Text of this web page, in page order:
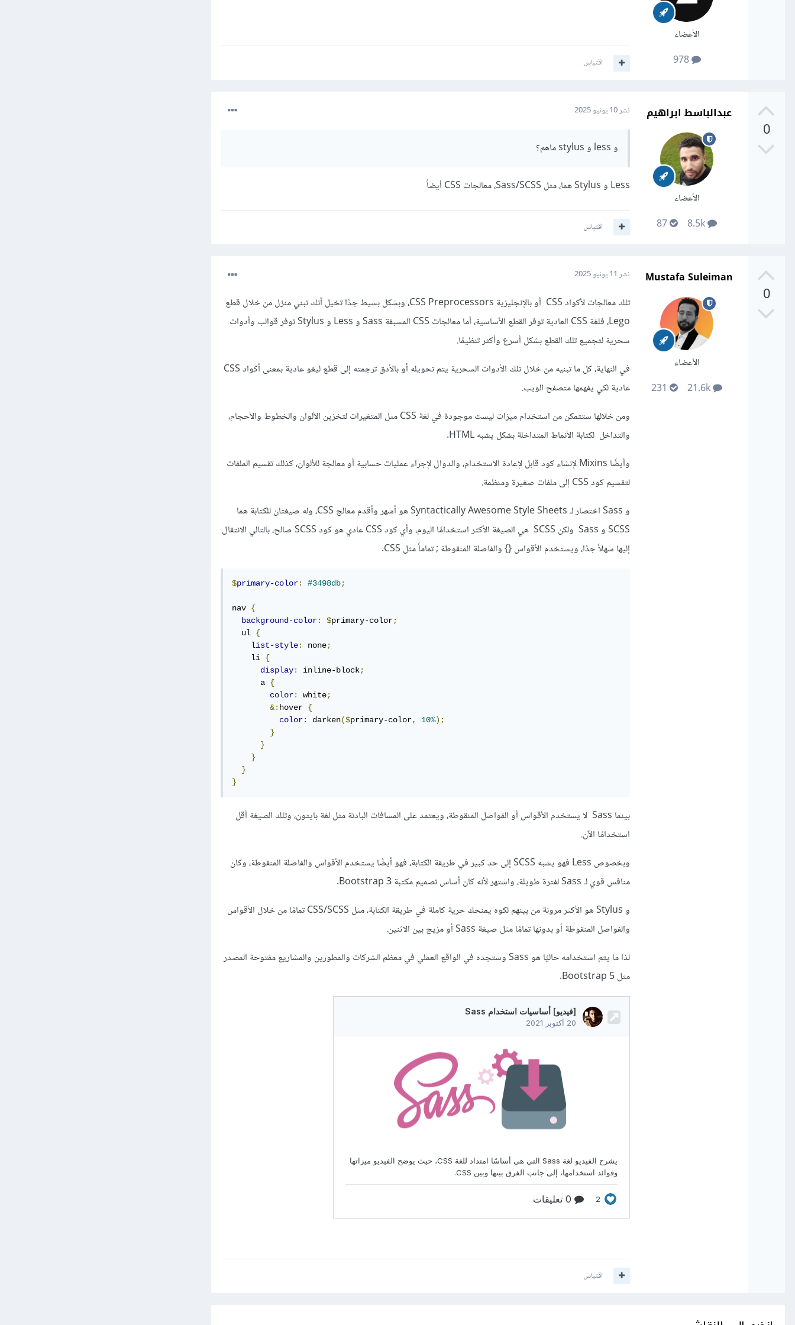
الأعضاء
978
اقتباس
0
عبدالباسط ابراهيم
الأعضاء
نشر10 يونيو 2025
و less و stylus ماهم؟
Less و Stylus هما، مثل Sass/SCSS، معالجات CSS أيضاً
اقتباس
0
Mustafa Suleiman
الأعضاء
نشر 11 يونيو 2025
تلك معالجات لأكواد CSS أو بالإنجليزية CSS Preprocessors، وبشكل بسيط جدًا تخيل أنك تبني منزل من خلال قطع
Lego، فلغة CSS العادية توفر القطع الأساسية، أما معالجات CSS المسبقة Sass و Less و Stylus توفر قوالب وأدوات
سحرية لتجميع تلك القطع بشكل أسرع وأكثر تنظيمًا.
في النهاية، كل ما تبنيه من خلال تلك الأدوات السحرية يتم تحويله أو بالأدق ترجمته إلى قطع ليغو عادية بمعنى أكواد CSS
عادية لكي يفهمها متصفح الويب.
ومن خلالها ستتمكن من استخدام ميزات ليست موجودة في لغة CSS مثل المتغيرات لتخزين الألوان والخطوط والأحجام،
والتداخل لكتابة الأنماط المتداخلة بشكل يشبه HTML.
وأيضًا Mixins لإنشاء كود قابل لإعادة الاستخدام، والدوال لإجراء عمليات حسابية أو معالجة للألوان، كذلك تقسيم الملفات
لتقسيم كود CSS إلى ملفات صغيرة ومنظمة.
و Sass اختصار لـ Syntactically Awesome Style Sheets هو أشهر وأقدم معالج CSS، وله صيغتان للكتابة هما
SCSS و Sass ولكن SCSS هي الصيغة الأكثر استخدامًا اليوم، وأي كود CSS عادي هو كود SCSS صالح، بالتالي الانتقال
إليها سهلاً جدًا، ويستخدم الأقواس {} والفاصلة المنقوطة ; تماماً مثل CSS.
$primary-color: #3498db;
nav {
background-color: $primary-color;
  ul
{
list-style: none;
    li
{
display: inline-block;
      a
{
color: white;
&: hover {
color: darken($primary-color, 10%);
}
}
}
}
}
بينما Sass لا يستخدم الأقواس أو الفواصل المنقوطة، ويعتمد على المسافات البادئة مثل لغة بايثون، وتلك الصيغة أقل
استخدامًا الآن.
وبخصوص Less فهو يشبه SCSS إلى حد كبير في طريقة الكتابة، فهو أيضًا يستخدم الأقواس والفاصلة المنقوطة، وكان
منافس قوي لـ Sass لفترة طويلة، واشتهر لأنه كان أساس تصميم مكتبة Bootstrap 3.
و Stylus هو الأكثر مرونة من بينهم لكوه يمنحك حرية كاملة في طريقة الكتابة، مثل CSS/SCSS تمامًا من خلال الأقواس
والفواصل المنقوطة أو بدونها تمامًا مثل صيغة Sass أو مزيج بين الاثنين.
لذا ما يتم استخدامه حاليًا هو Sass وستجده في الواقع العملي في معظم الشركات والمطورين والمشاريع مفتوحة المصدر
مثل Bootstrap 5.
اقتباس